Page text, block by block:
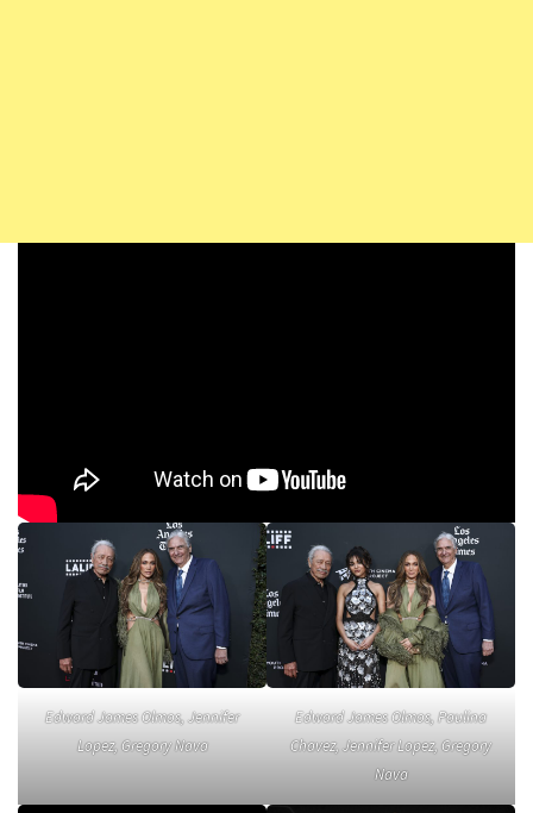
Edward James Olmos, Jennifer
Lopez, Gregory Nava
Edward James Olmos, Paulina
Chavez, Jennifer Lopez, Gregory
Nava